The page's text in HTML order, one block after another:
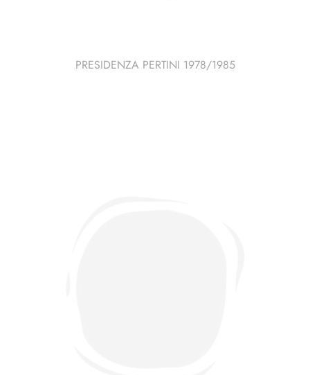
PRESIDENZA PERTINI 1978/1985